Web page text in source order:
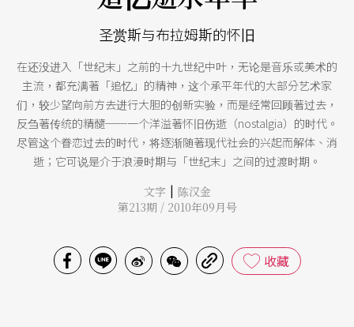
圣赏斯与布拉姆斯的怀旧
在还没进入「世纪末」之前的十九世纪中叶，无论是音乐或美术的
主流，都充满著「追忆」的精神，这个承平年代的大部分艺术家
们，较少望向前方去进行大胆的创新实验，而是经常回顾著过去，
反刍著传统的精髓──一个洋溢著怀旧伤逝（nostalgia）的时代。
尽管这个眷恋过去的时代，将逐渐随著现代社会的兴起而解体、消
逝；它可说是介于浪漫时期与「世纪末」之间的过渡时期。
文字 | 陈汉金
第213期 / 2010年09月号
收藏